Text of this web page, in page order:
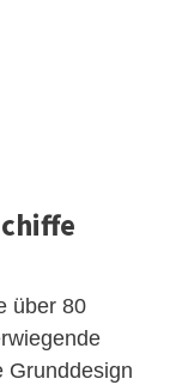
über 80
Grunddesign